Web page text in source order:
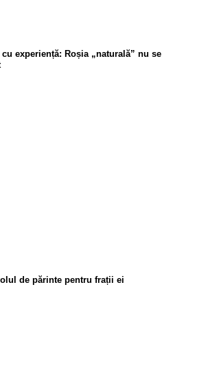
experiență: Roșia „naturală” nu se
de părinte pentru frații ei